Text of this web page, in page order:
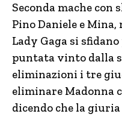
Seconda mache con
Pino Daniele e Mina,
Lady Gaga si
puntata vinto dalla
eliminazioni i tre
eliminare Madonna
dicendo che la